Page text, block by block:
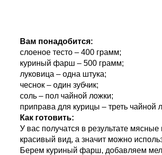
Вам понадобится:
слоеное тесто – 400 грамм;
куриный фарш – 500 грамм;
луковица – одна штука;
чеснок – один зубчик;
соль – пол чайной ложки;
приправа для курицы – треть чайной
Как готовить:
У вас получатся в результате
красивый вид, а значит можно
Берем куриный фарш, добавляем